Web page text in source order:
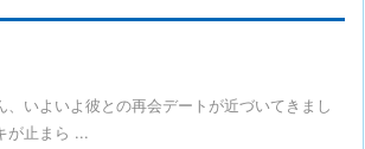
、いよいよ彼との再会デートが近づいてきまし
が止まら ...